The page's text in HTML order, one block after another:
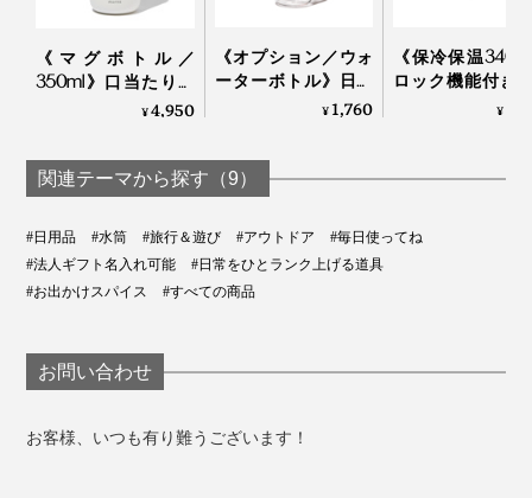
《マグボトル／
350ml》口当たりの
いい飲み口、ひとひ
入ルオリジナルボト
ル
¥4,950
《オプション／ウォ
ーターボトル》日本
茶パウダーと水を入
度の
「NODOKA×KINTO
（500ml）」｜THE
NODOKA
¥1,760
《保冷保温
ロック機能付き
飲みタイプの「
¥
関連テーマから探す（9）
#日用品 #水筒 #旅行＆遊び #アウトドア
#毎日使ってね
#法人ギフト名入れ可能
#日常をひとランク上げる道具
#お出かけスパイス
#すべての商品
お問い合わせ
お客様、いつも有り難うございます！